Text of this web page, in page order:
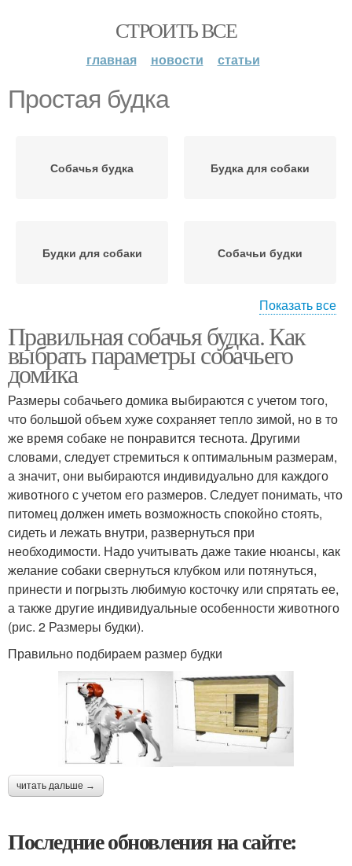
СТРОИТЬ ВСЕ
главная новости статьи
Простая будка
Собачья будка Будка для собаки
Будки для собаки Собачьи будки
Будки для собак
Показать все
Правильная собачья будка. Как
выбрать параметры собачьего
домика
Размеры собачьего домика выбираются с учетом того,
что большой объем хуже сохраняет тепло зимой, но в то
же время собаке не понравится теснота. Другими
словами, следует стремиться к оптимальным размерам,
а значит, они выбираются индивидуально для каждого
животного с учетом его размеров. Следует понимать, что
питомец должен иметь возможность спокойно стоять,
сидеть и лежать внутри, развернуться при
необходимости. Надо учитывать даже такие нюансы, как
желание собаки свернуться клубком или потянуться,
принести и погрызть любимую косточку или спрятать ее,
а также другие индивидуальные особенности животного
(рис. 2 Размеры будки).
Правильно подбираем размер будки
читать дальше →
Последние обновления на сайте: